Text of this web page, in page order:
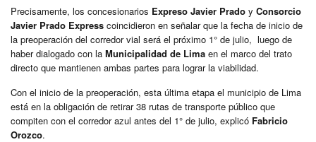
Precisamente, los concesionarios Expreso Javier Prado y Consorcio
Javier Prado Express coincidieron en señalar que la fecha de inicio de
la preoperación del corredor vial será el próximo 1° de julio, luego de
haber dialogado con la Municipalidad de Lima en el marco del trato
directo que mantienen ambas partes para lograr la viabilidad.
Con el inicio de la preoperación, esta última etapa el municipio de Lima
está en la obligación de retirar 38 rutas de transporte público que
compiten con el corredor azul antes del 1° de julio, explicó Fabricio
Orozco.